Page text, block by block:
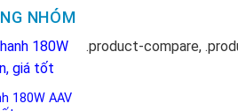
NHÓM
180W AAV